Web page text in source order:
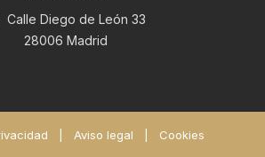
Calle Diego de León 33
28006 Madrid
Aviso legal Cookies